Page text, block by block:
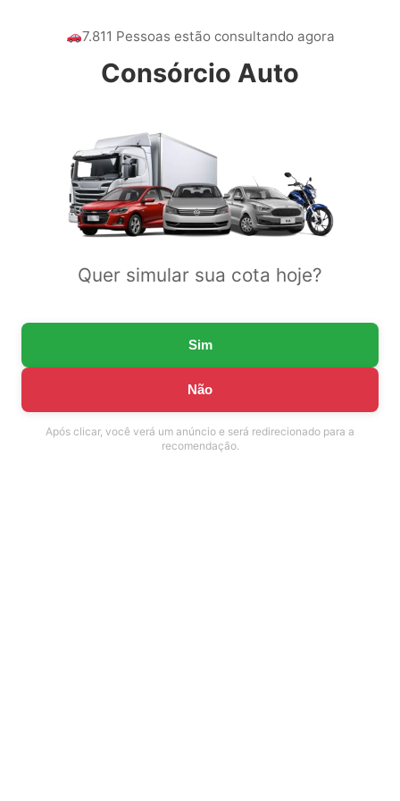
7.811 Pessoas estão consultando agora
Consórcio Auto
Quer simular sua cota hoje?
Sim
Não
Após clicar, você verá um anúncio e será redirecionado para a
recomendação.